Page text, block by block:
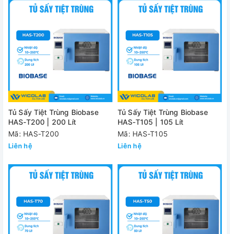
Tủ Sấy Tiệt Trùng Biobase
HAS-T200 | 200 Lít
Mã: HAS-T200
Liên hệ
Tủ Sấy Tiệt Trùng Biobase
HAS-T105 | 105 Lít
Mã: HAS-T105
Liên hệ